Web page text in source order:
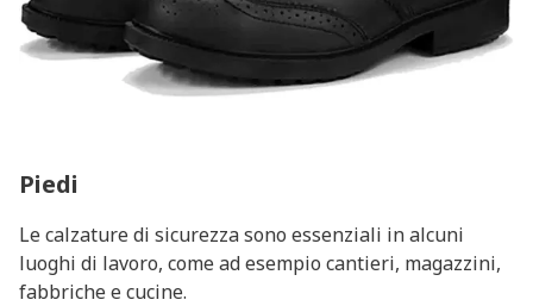
Piedi
Le calzature di sicurezza sono essenziali in alcuni
luoghi di lavoro, come ad esempio cantieri, magazzini,
fabbriche e cucine.